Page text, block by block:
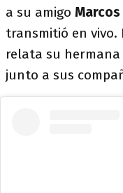
a su amigo Marcos
transmitió en vivo.
relata su
junto a sus